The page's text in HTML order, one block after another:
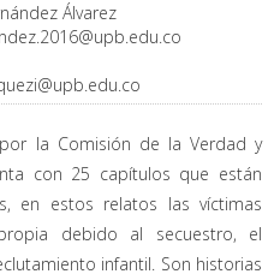
Álvarez
la Comisión de la Verdad y
con 25 capítulos que están
en estos relatos las víctimas
debido al secuestro, el
infantil. Son historias